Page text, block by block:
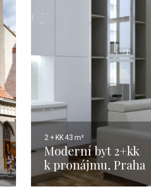
2 + KK43 m²
Moderní byt 2+kk
k pronájmu, Praha
2 Vinohrady –